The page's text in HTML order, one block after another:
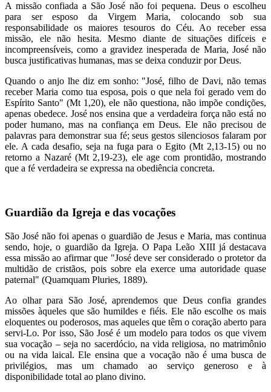
A missão confiada a São José não foi pequena. Deus o escolheu
para ser esposo da Virgem Maria, colocando sob sua
responsabilidade os maiores tesouros do Céu. Ao receber essa
missão, ele não hesita. Mesmo diante de situações difíceis e
incompreensíveis, como a gravidez inesperada de Maria, José não
busca justificativas humanas, mas se deixa conduzir por Deus.
Quando o anjo lhe diz em sonho: "José, filho de Davi, não temas
receber Maria como tua esposa, pois o que nela foi gerado vem do
Espírito Santo" (Mt 1,20), ele não questiona, não impõe condições,
apenas obedece. José nos ensina que a verdadeira força não está no
poder humano, mas na confiança em Deus. Ele não precisou de
palavras para demonstrar sua fé; seus gestos silenciosos falaram por
ele. A cada desafio, seja na fuga para o Egito (Mt 2,13-15) ou no
retorno a Nazaré (Mt 2,19-23), ele age com prontidão, mostrando
que a fé verdadeira se expressa na obediência concreta.
Guardião da Igreja e das vocações
São José não foi apenas o guardião de Jesus e Maria, mas continua
sendo, hoje, o guardião da Igreja. O Papa Leão XIII já destacava
essa missão ao afirmar que "José deve ser considerado o protetor da
multidão de cristãos, pois sobre ela exerce uma autoridade quase
paternal" (Quamquam Pluries, 1889).
Ao olhar para São José, aprendemos que Deus confia grandes
missões àqueles que são humildes e fiéis. Ele não escolhe os mais
eloquentes ou poderosos, mas aqueles que têm o coração aberto para
servi-Lo. Por isso, São José é um modelo para todos os que vivem
sua vocação – seja no sacerdócio, na vida religiosa, no matrimônio
ou na vida laical. Ele ensina que a vocação não é uma busca de
privilégios, mas um chamado ao serviço generoso e à
disponibilidade total ao plano divino.